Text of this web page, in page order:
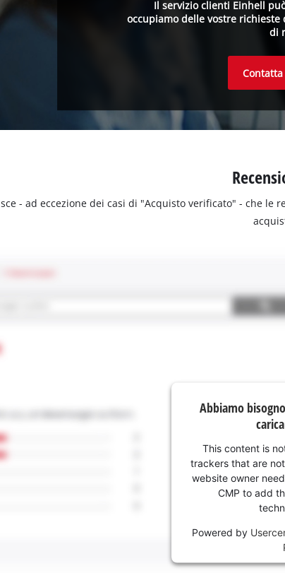
Il servizio clienti Einhell
occupiamo delle vostre
di
- ad eccezione dei casi di "Acquisto verificato" - che
Abbiamo
This content is
trackers that are
website owner
CMP to add
Powered by